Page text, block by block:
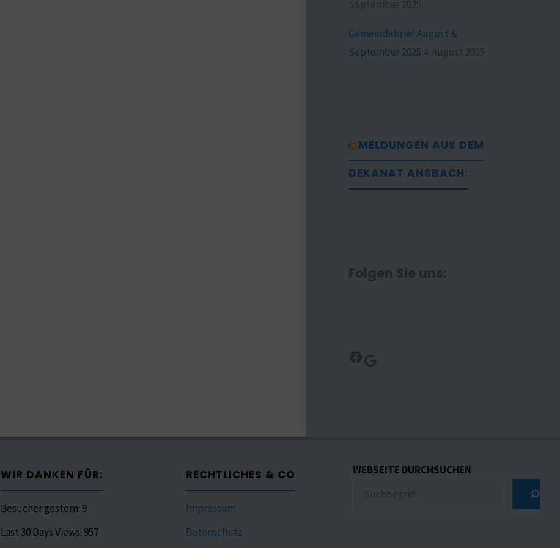
September 2025
Gemeindebrief August &
September 2025 4. August 2025
MELDUNGEN AUS DEM
DEKANAT ANSBACH:
Folgen Sie uns:
Facebook
Google
WIR DANKEN FÜR:
Besucher gestern: 9
Last 30 Days Views: 957
RECHTLICHES & CO
Impressum
Datenschutz
WEBSEITE DURCHSUCHEN